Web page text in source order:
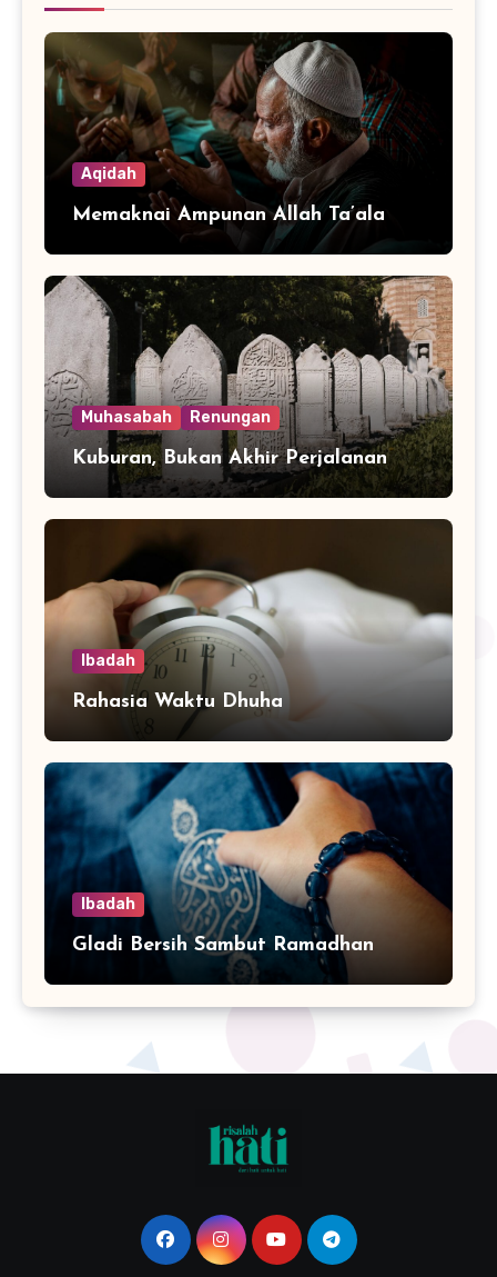
Aqidah
Memaknai Ampunan Allah Ta’ala
Muhasabah Renungan
Kuburan, Bukan Akhir Perjalanan
Ibadah
Rahasia Waktu Dhuha
Ibadah
Gladi Bersih Sambut Ramadhan